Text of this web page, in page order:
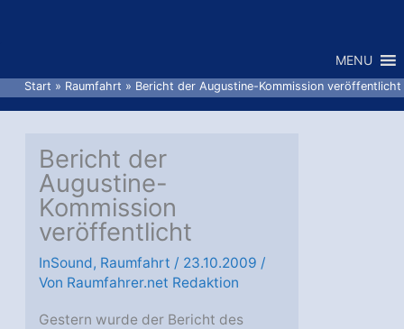
MENU
Start Raumfahrt Bericht der Augustine-Kommission veröffentlicht
Bericht der
Augustine-
Kommission
veröffentlicht
InSound, Raumfahrt / 23.10.2009 /
Von Raumfahrer.net Redaktion
Gestern wurde der Bericht des